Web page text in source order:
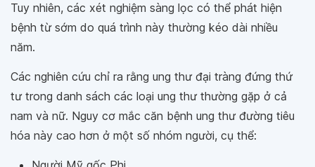
Tuy nhiên, các xét nghiệm sàng lọc có thể phát hiện
bệnh từ sớm do quá trình này thường kéo dài nhiều
năm.
Các nghiên cứu chỉ ra rằng ung thư đại tràng đứng thứ
tư trong danh sách các loại ung thư thường gặp ở cả
nam và nữ. Nguy cơ mắc căn bệnh ung thư đường tiêu
hóa này cao hơn ở một số nhóm người, cụ thể: